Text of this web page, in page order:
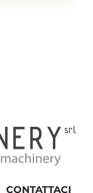
CONTATTACI